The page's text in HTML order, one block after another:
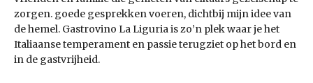
zorgen. goede gesprekken voeren, dichtbij mijn idee van
de hemel. Gastrovino La Liguria is zo’n plek waar je het
Italiaanse temperament en passie terugziet op het bord en
in de gastvrijheid.